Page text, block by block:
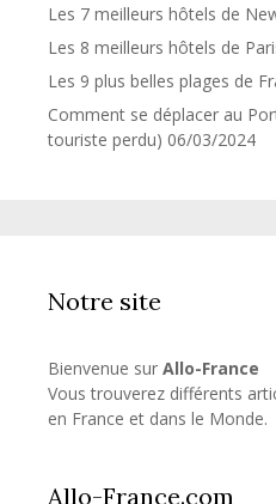
Les 7 meilleurs hôtels de
Les 8 meilleurs hôtels de
Les 9 plus belles plages de
Comment se déplacer au
touriste perdu) 06/03/2024
Notre site
Bienvenue sur Allo-France
Vous trouverez différents
en France et dans le Monde.
Allo-France.com